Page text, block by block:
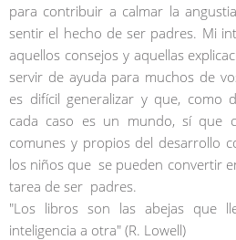
para contribuir a calmar la
sentir el hecho de ser padres. Mi
aquellos consejos y aquellas
servir de ayuda para muchos de
es difícil generalizar y que, como
cada caso es un mundo, sí que
comunes y propios del desarrollo
los niños que se pueden convertir
tarea de ser padres.
"Los libros son las abejas que
inteligencia a otra" (R. Lowell)